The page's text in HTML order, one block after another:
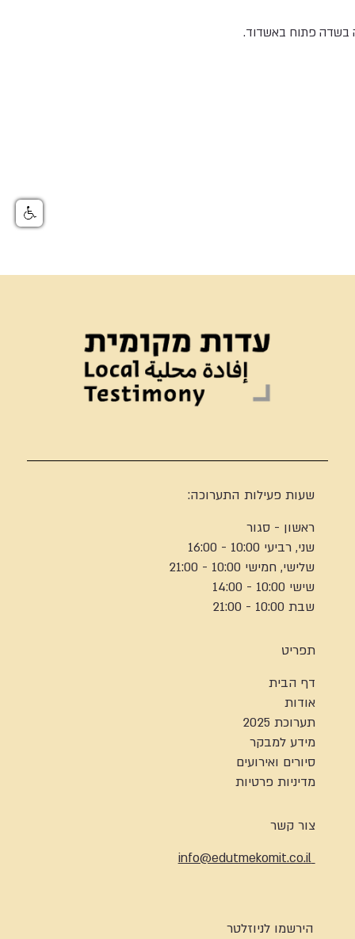
בשדה פתוח באשדוד.
שעות פעילות התערוכה:
ראשון - סגור
שני, רביעי 10:00 - 16:00
שלישי, חמישי 10:00 - 21:00
שישי 10:00 - 14:00
שבת 10:00 - 21:00
תפריט
דף הבית
אודות
תערוכת 2025
מידע למבקר
סיורים ואירועים
מדיניות פרטיות
צור קשר
info@edutmekomit.co.il
הירשמו לניוזלטר